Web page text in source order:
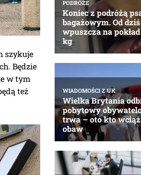
szykuje
Będzie
w tym
też